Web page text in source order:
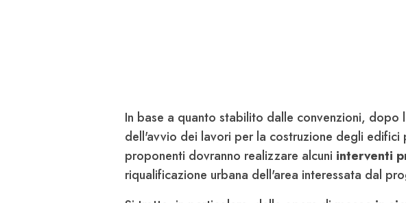
In base a quanto stabilito dalle convenzioni, dopo
dell'avvio dei lavori per la costruzione degli
proponenti dovranno realizzare alcuni interventi
riqualificazione urbana dell'area interessata dal